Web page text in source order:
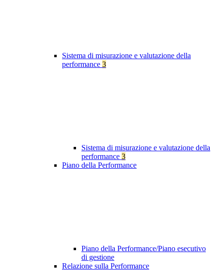
Sistema di misurazione e valutazione della
performance 3
Sistema di misurazione e valutazione della
performance 3
Piano della Performance
Piano della Performance/Piano esecutivo
di gestione
Relazione sulla Performance